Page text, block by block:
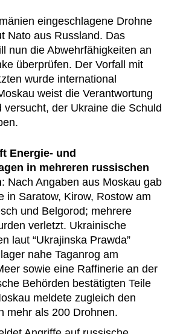
eingeschlagene Drohne
Nato aus Russland. Das
nun die Abwehrfähigkeiten an
überprüfen. Der Vorfall mit
wurde international
weist die Verantwortung
versucht, der Ukraine die Schuld
Energie- und
in mehreren russischen
: Nach Angaben aus Moskau gab
in Saratow, Kirow, Rostow am
und Belgorod; mehrere
verletzt. Ukrainische
laut “Ukrajinska Prawda”
nahe Taganrog am
sowie eine Raffinerie an der
Behörden bestätigten Teile
meldete zugleich den
mehr als 200 Drohnen.